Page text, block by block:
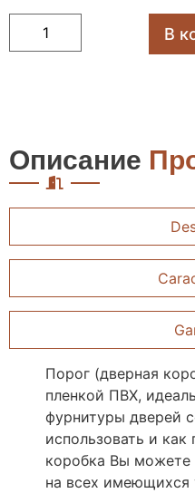
В
Описание
Порог (дверная
пленкой ПВХ,
фурнитуры дверей
использовать и как
коробка Вы можете
на всех имеющихся